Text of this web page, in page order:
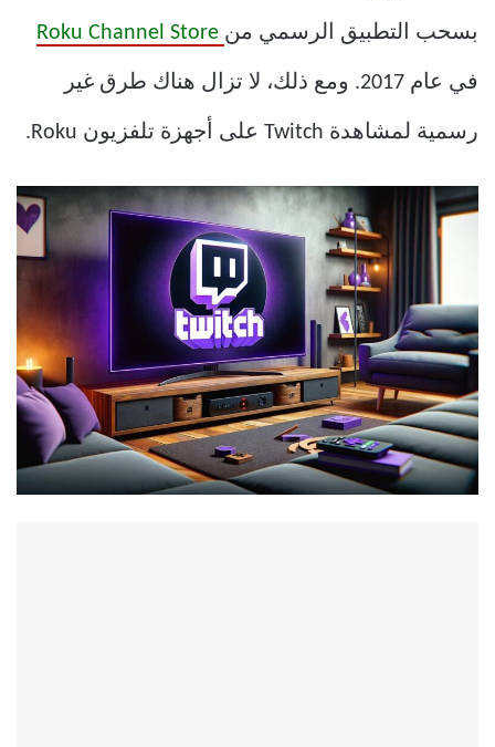
بسحب التطبيق الرسمي من
في عام 2017. ومع ذلك، لا تزال هناك طرق غير
رسمية لمشاهدة Twitch على أجهزة تلفزيون Roku.